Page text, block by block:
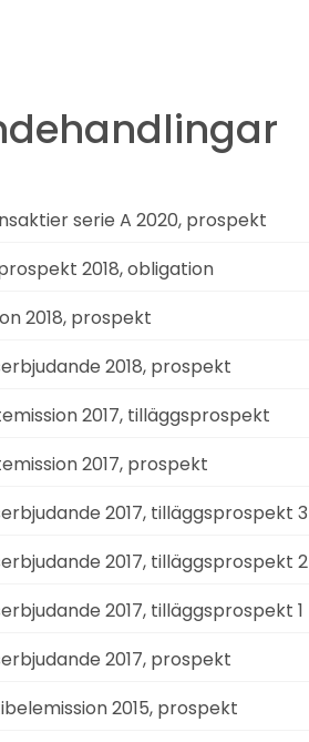
serie A 2020, prospekt
2018, obligation
2018, prospekt
2018, prospekt
2017, tilläggsprospekt
2017, prospekt
2017, tilläggsprospekt 3
2017, tilläggsprospekt 2
2017, tilläggsprospekt 1
2017, prospekt
2015, prospekt